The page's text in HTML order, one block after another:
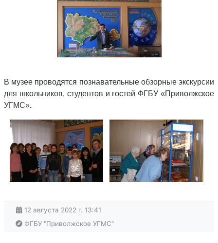
В музее проводятся познавательные обзорные экскурсии
для школьников, студентов и гостей ФГБУ «Приволжское
УГМС».
12 августа 2022 г. 13:41
ФГБУ "Приволжское УГМС"